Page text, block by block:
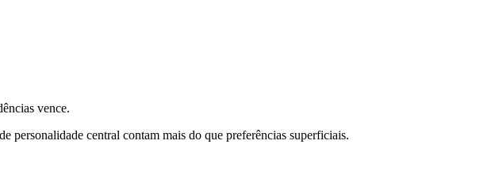
vence.
personalidade central contam mais do que preferências superficiais.